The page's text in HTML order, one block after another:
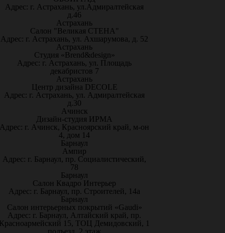
Адрес: г. Астрахань, ул.Адмиралтейская
д.46
Астрахань
Салон "Великая СТЕНА"
Адрес: г. Астрахань, ул. Ахшарумова, д. 52
Астрахань
Студия «Brend&design»
Адрес: г. Астрахань, ул. Площадь
декабристов 7
Астрахань
Центр дизайна DECOLE
Адрес: г. Астрахань, ул. Адмиралтейская
д.30
Ачинск
Дизайн-студия ИРМА
Адрес: г. Ачинск, Красноярский край, м-он
4, дом 14
Барнаул
Ампир
Адрес: г. Барнаул, пр. Социалистический,
78
Барнаул
Салон Квадро Интерьер
Адрес: г. Барнаул, пр. Строителей, 14а
Барнаул
Салон интерьерных покрытий «Gaudi»
Адрес: г. Барнаул, Алтайский край, пр.
15, ТОЦ Демидовский, 1
подъезд, 2 этаж